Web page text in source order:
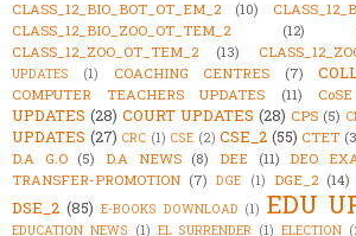
CLASS_12_BIO_BOT_OT_EM_2
(10)
CLASS_12_BIO_ZOO_OT_TEM_2
(12)
CLASS_12_ZOO_OT_TEM_2
(13)
UPDATES
(1) COACHING CENTRES (7)
COMPUTER TEACHERS UPDATES (11) CoSE
UPDATES (28) COURT UPDATES (28) CPS (5)
UPDATES (27) CRC (1) CSE (2) CSE_2 (55) CTET
D.A G.O (5) D.A NEWS (8) DEE (11) DEO
TRANSFER-PROMOTION (7) DGE (1) DGE_2 (14)
DSE_2 (85) E-BOOKS DOWNLOAD (1) EDU
EDUCATION NEWS (1) EL SURRENDER (1) ELECTION